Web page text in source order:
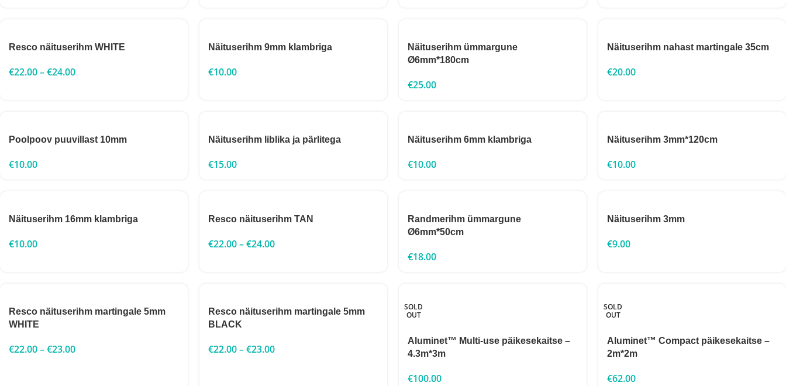
Resco näituserihm WHITE
€22.00–€24.00
Näituserihm 9mm klambriga
€10.00
Näituserihm ümmargune
Ø6mm*180cm
€25.00
Näituserihm nahast martingale 35cm
€20.00
Poolpoov puuvillast 10mm
€10.00
Näituserihm liblika ja pärlitega
€15.00
Näituserihm 6mm klambriga
€10.00
Näituserihm 3mm*120cm
€10.00
Näituserihm 16mm klambriga
€10.00
Resco näituserihm TAN
€22.00–€24.00
Randmerihm ümmargune
Ø6mm*50cm
€18.00
Näituserihm 3mm
€9.00
Resco näituserihm martingale 5mm
WHITE
€22.00–€23.00
Resco näituserihm martingale 5mm
BLACK
€22.00–€23.00
SOLD
OUT
Aluminet™ Multi-use päikesekaitse –
4.3m*3m
€100.00
SOLD
OUT
Aluminet™ Compact päikesekaitse –
2m*2m
€62.00